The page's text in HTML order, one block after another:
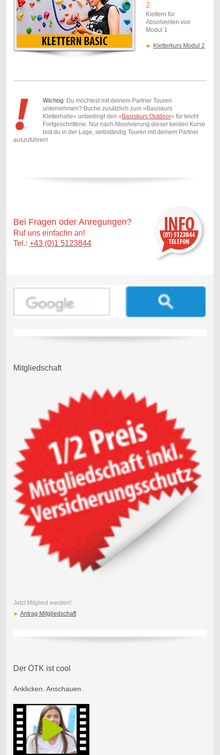
2
Klettern für
Absolventen von
Modul 1
► Kletterkurs Modul 2
Wichtig: Du möchtest mit deinem Partner Touren
unternehmen? Buche zusätzlich zum »Basiskurs
Kletterhalle« unbedingt den » Basiskurs Outdoor« für leicht
Fortgeschrittene. Nur nach Absolvierung dieser beiden Kurse
bist du in der Lage, selbständig Touren mit deinem Partner
auszuführen!
Bei Fragen oder Anregungen?
Ruf uns einfachn an!
Tel.: +43 (0)1 5123844
Mitgliedschaft
Jetzt Mitglied werden!
► Antrag Mitgliedschaft
Der ÖTK ist cool
Anklicken. Anschauen.